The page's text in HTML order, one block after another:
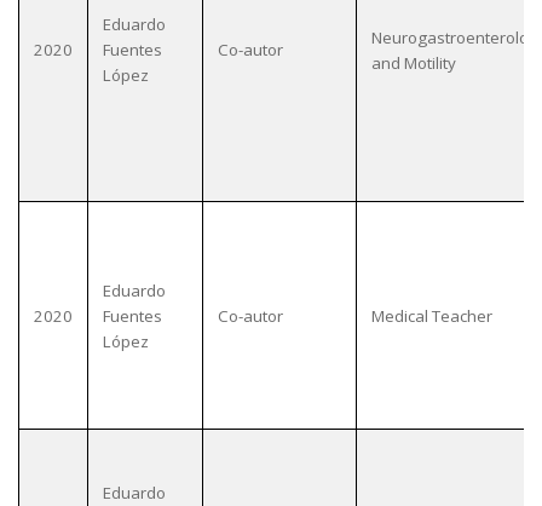
2020
Eduardo
Fuentes
López
Co-autor
and Motility
2020
Eduardo
Fuentes
López
Co-autor Medical Teacher
Eduardo